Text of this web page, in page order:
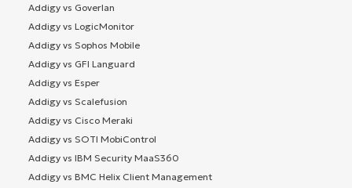
Addigy vs Goverlan
Addigy vs LogicMonitor
Addigy vs Sophos Mobile
Addigy vs GFI Languard
Addigy vs Esper
Addigy vs Scalefusion
Addigy vs Cisco Meraki
Addigy vs SOTI MobiControl
Addigy vs IBM Security MaaS360
Addigy vs BMC Helix Client Management